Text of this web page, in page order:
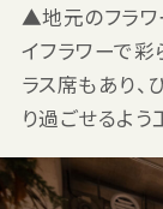
▲地元のフラワ
イフラワーで彩
ラス席もあり
り過ごせるよ